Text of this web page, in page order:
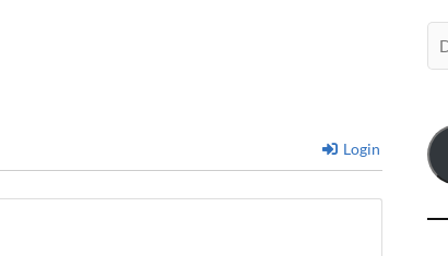
Login
de